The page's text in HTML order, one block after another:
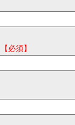
【必須】